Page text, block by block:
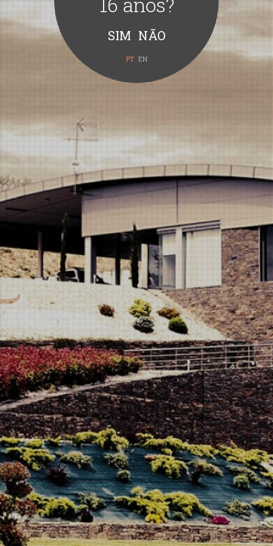
PT EN
Quinta Vale d’Aldeia Grande Reserva Branco 2020com um
digno destaque de90 pontosna mais aclamada revista de
vinhos mundial,The Wine Advocate – Robert Parker.
Atualmente a revista “The Wine Advocate” conta com mais
de cinquenta mil assinantes espalhados por mais 35 países e
inspira a decisão de muitos compradores e peritos de vinhos
ao redor do mundo, sendo ainda, o único escritor e crítico de
vinhos condecorado por governos de países que são
grandes produtores de vinhos: a França e a Itália.
Na avaliação deste blend consta a seguinte critica:
“Um toque de lima leva a isto. Depois, resolve-se num vinho
brilhante e vivo, cuja acidez eleva lindamente a fruta. É fresco e
um pouco picante, elegante e preciso. Há tensão no final, pois
demonstra alguma pujança e exibe um pouco de potência. No
geral, este tem um comportamento algo invulgar para um
Grande Reserva, baseando-se na sobriedade e frescura em vez
de madeira e profundidade. Tem uma sensação mais clássica
de “vinho fresco”, e isso é uma coisa agradável. Será
interessante ver como envelhece e evolui. Deve aguentar-se
bem durante o resto da década, pelo menos.”
Para o Enólogo José Reverendo Conceição, trata-se de um
destaque já merecido pela critica Nacional e Internacional.
Após sucessivas premiações dos vinhos Tintos, os vinhos